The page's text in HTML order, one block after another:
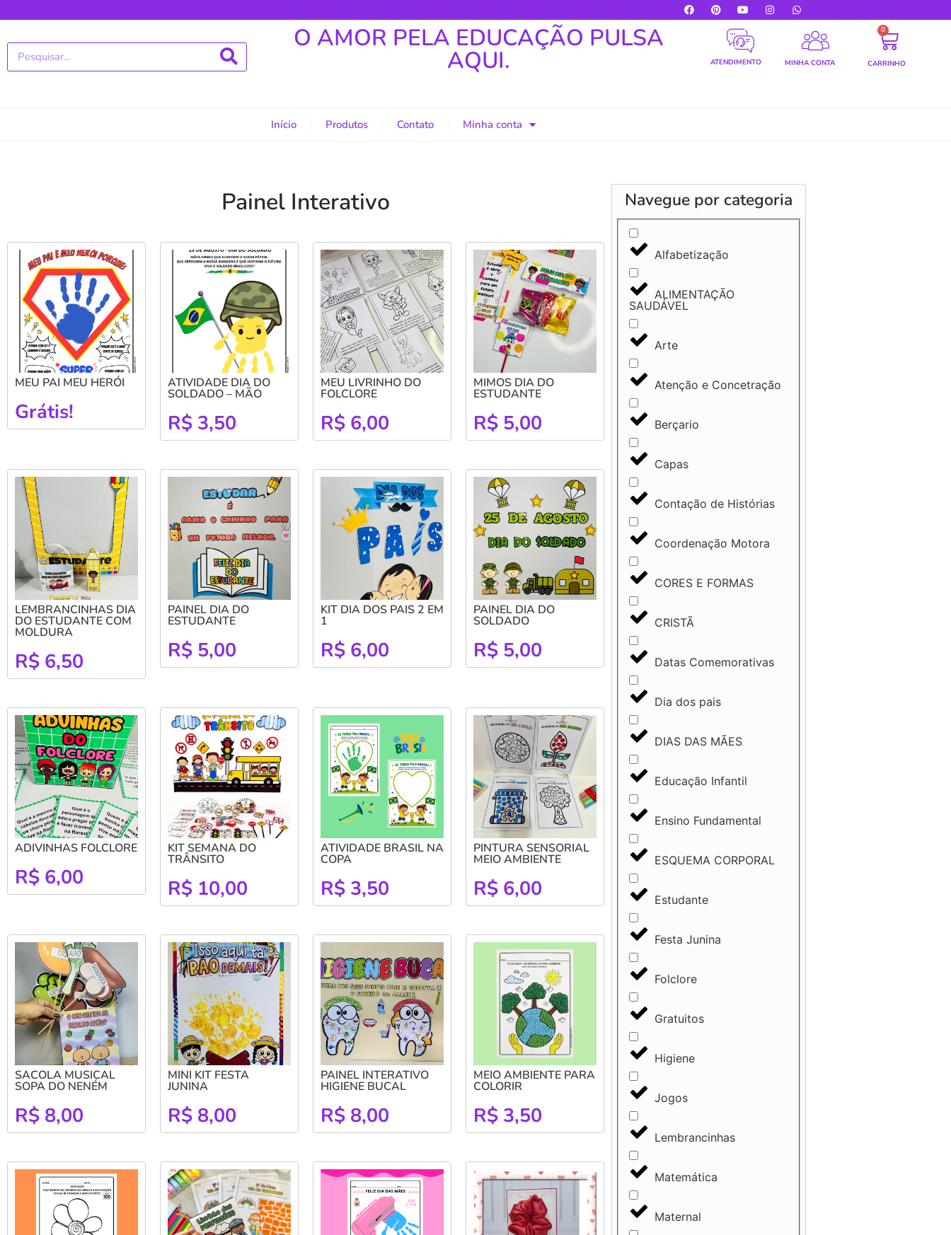
O AMOR PELA EDUCAÇÃO PULSA
AQUI. ATENDIMENTO MINHA CONTA
0
CARRINHO
Início Produtos Contato Minha conta
Painel Interativo
MEU PAI MEU HERÓI
Grátis!
ATIVIDADE DIA DO
SOLDADO – MÃO
R$3,50
MEU LIVRINHO DO
FOLCLORE
R$6,00
MIMOS DIA DO
ESTUDANTE
R$5,00
LEMBRANCINHAS DIA
DO ESTUDANTE COM
MOLDURA
R$ 6,50
PAINEL DIA DO
ESTUDANTE
R$5,00
KIT DIA DOS PAIS 2 EM
1
R$6,00
PAINEL DIA DO
SOLDADO
R$5,00
ADIVINHAS FOLCLORE
R$ 6,00
KIT SEMANA DO
TRÂNSITO
R$10,00
ATIVIDADE BRASIL NA
COPA
R$3,50
PINTURA SENSORIAL
MEIO AMBIENTE
R$6,00
SACOLA MUSICAL
SOPA DO NENÉM
R$ 8,00
MINI KIT FESTA
JUNINA
R$8,00
PAINEL INTERATIVO
HIGIENE BUCAL
R$8,00
MEIO AMBIENTE PARA
COLORIR
R$3,50
Navegue por categoria
Alfabetização
ALIMENTAÇÃO
SAUDÁVEL
Arte
Atenção e Concetração
Berçario
Capas
Contação de Histórias
Coordenação Motora
CORES E FORMAS
CRISTÃ
Datas Comemorativas
Dia dos pais
DIAS DAS MÃES
Educação Infantil
Ensino Fundamental
ESQUEMA CORPORAL
Estudante
Festa Junina
Folclore
Gratuitos
Higiene
Jogos
Lembrancinhas
Matemática
Maternal